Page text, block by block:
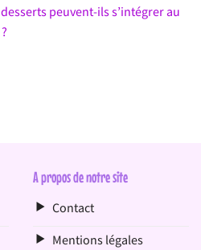
peuvent-ils s’intégrer au
A propos de notre site
Contact
Mentions légales